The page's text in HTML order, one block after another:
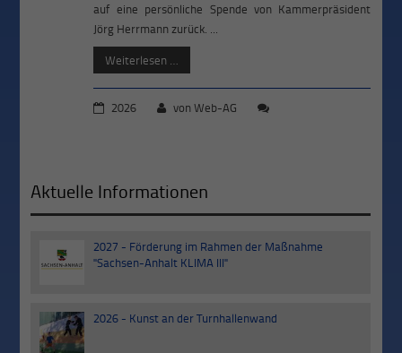
auf eine persönliche Spende von Kammerpräsident
Jörg Herrmann zurück. ...
Weiterlesen …
2026 vonWeb-AG
Aktuelle Informationen
30
2027 - Förderung im Rahmen der Maßnahme
"Sachsen-Anhalt KLIMA III"
03
Jul
2026 - Kunst an der Turnhallenwand